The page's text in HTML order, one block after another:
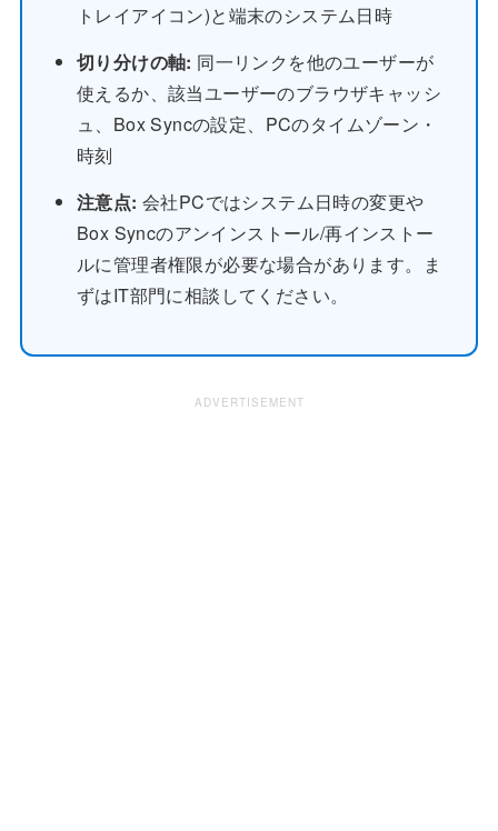
トレイアイコン)と端末のシステム日時
切り分けの軸: 同一リンクを他のユーザーが
使えるか、該当ユーザーのブラウザキャッシ
ュ、Box Syncの設定、PCのタイムゾーン・
時刻
注意点: 会社PCではシステム日時の変更や
Box Syncのアンインストール/再インストー
ルに管理者権限が必要な場合があります。ま
ずはIT部門に相談してください。
ADVERTISEMENT